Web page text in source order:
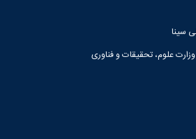
سینا
علوم، تحقیقات و فناوری